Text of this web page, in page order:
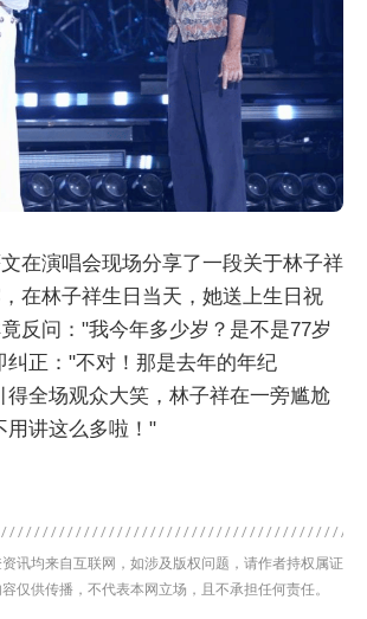
在演唱会现场分享了一段关于林子祥
在林子祥生日当天，她送上生日祝
反问："我今年多少岁？是不是77岁
纠正："不对！那是去年的年纪
得全场观众大笑，林子祥在一旁尴尬
用讲这么多啦！"
讯均来自互联网，如涉及版权问题，请作者持权属证
仅供传播，不代表本网立场，且不承担任何责任。